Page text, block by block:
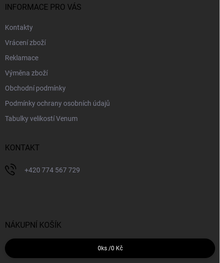
INFORMACE PRO VÁS
Kontakty
Vrácení zboží
Reklamace
Výměna zboží
Obchodní podmínky
Podmínky ochrany osobních údajů
Tabulky velikostí Venum
KONTAKT
+420 774 567 729
NÁKUPNÍ KOŠÍK
0ks /0 Kč